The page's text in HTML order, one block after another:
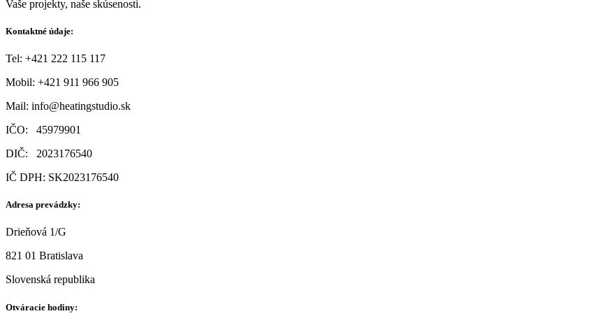
Vaše projekty, naše skúsenosti.
Kontaktné údaje:
Tel: +421 222 115 117
Mobil: +421 911 966 905
Mail: info@heatingstudio.sk
IČO: 45979901
DIČ: 2023176540
IČ DPH: SK2023176540
Adresa prevádzky:
Drieňová 1/G
821 01 Bratislava
Slovenská republika
Otváracie hodiny: